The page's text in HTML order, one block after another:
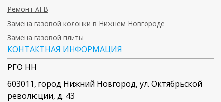
Ремонт АГВ
Замена газовой колонки в Нижнем Новгороде
Замена газовой плиты
КОНТАКТНАЯ ИНФОРМАЦИЯ
РГО НН
603011, город Нижний Новгород, ул. Октябрьской
революции, д. 43